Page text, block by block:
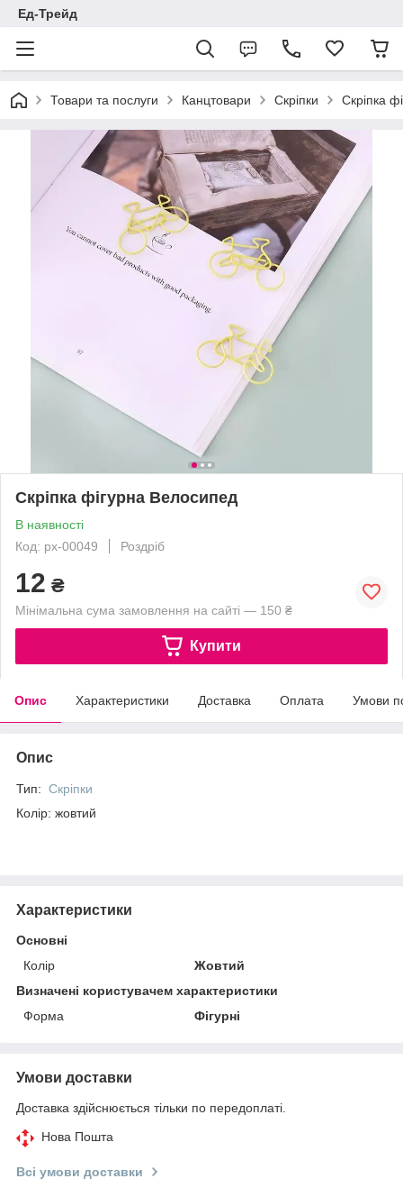
Ед-Трейд
Товари та послуги Канцтовари Скріпки Скріпка
Скріпка фігурна Велосипед
В наявності
Код: px-00049
Роздріб
12 ₴
Мінімальна сума замовлення на сайті — 150 ₴
Купити
Опис Характеристики Доставка Оплата Умови
Опис
Тип: Скріпки
Колір: жовтий
Характеристики
Основні
Колір
Жовтий
Визначені користувачем характеристики
Форма
Фігурні
Умови доставки
Доставка здійснюється тільки по передоплаті.
Нова Пошта
Всі умови доставки